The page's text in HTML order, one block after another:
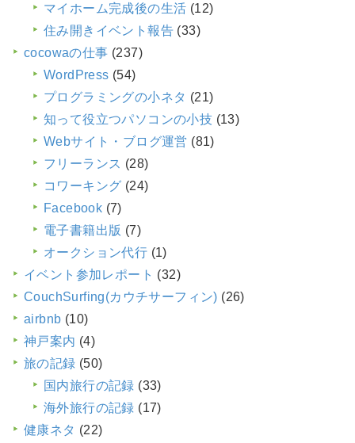
マイホーム完成後の生活 (12)
住み開きイベント報告 (33)
cocowaの仕事 (237)
WordPress (54)
プログラミングの小ネタ (21)
知って役立つパソコンの小技 (13)
Webサイト・ブログ運営 (81)
フリーランス (28)
コワーキング (24)
Facebook (7)
電子書籍出版 (7)
オークション代行 (1)
イベント参加レポート (32)
CouchSurfing(カウチサーフィン) (26)
airbnb (10)
神戸案内 (4)
旅の記録 (50)
国内旅行の記録 (33)
海外旅行の記録 (17)
健康ネタ (22)